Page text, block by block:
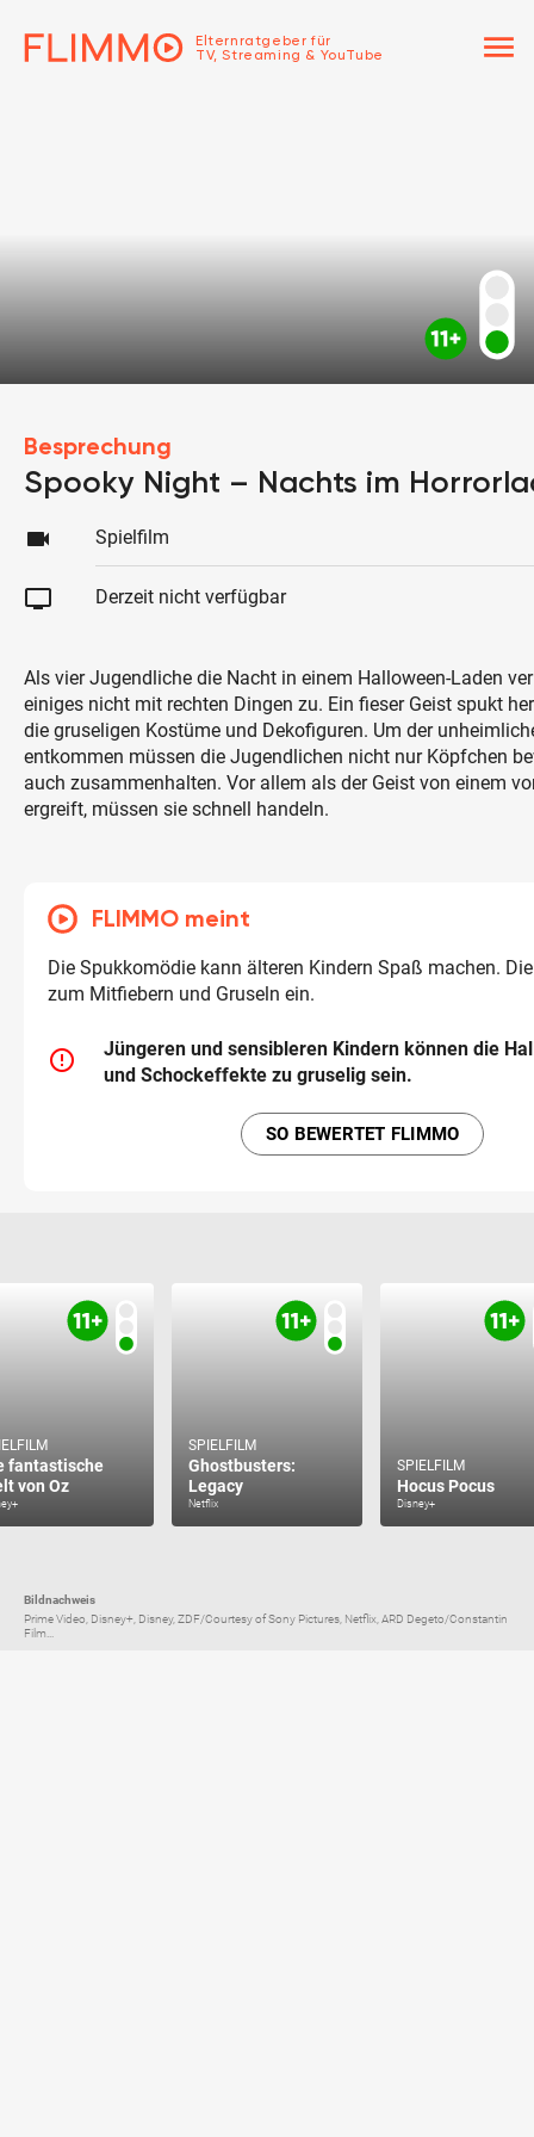
Elternratgeber für
TV, Streaming & YouTube
menu
Besprechung
Spooky Night – Nachts im
videocam Spielfilm
tv Derzeit nicht verfügbar
Als vier Jugendliche die Nacht in einem Halloween-Laden
einiges nicht mit rechten Dingen zu. Ein fieser Geist spukt
die gruseligen Kostüme und Dekofiguren. Um der
entkommen müssen die Jugendlichen nicht nur Köpfchen
auch zusammenhalten. Vor allem als der Geist von einem
ergreift, müssen sie schnell handeln.
FLIMMO meint
Die Spukkomödie kann älteren Kindern Spaß machen.
zum Mitfiebern und Gruseln ein.
error_outline
Jüngeren und sensibleren Kindern können die
und Schockeffekte zu gruselig sein.
SO BEWERTET FLIMMO
fantastische
von Oz
SPIELFILM
Ghostbusters:
Legacy
Netflix
SPIELFILM
Hocus Pocus
Disney+
Bildnachweis
Prime Video, Disney+, Disney, ZDF/Courtesy of Sony Pictures, Netflix, ARD Degeto/Constantin
Film...